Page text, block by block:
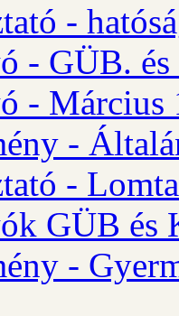
-
- GÜB.
- Március
-
-
GÜB és
-